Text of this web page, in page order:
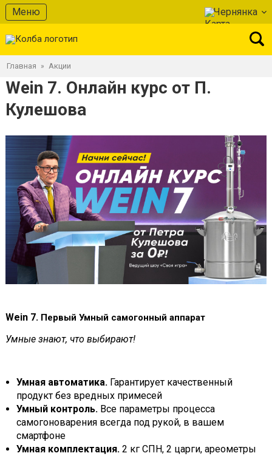
Меню Чернянка
Главная » Акции
Wein 7. Онлайн курс от П.
Кулешова
Wein 7. Первый Умный самогонный аппарат
Умные знают, что выбирают!
Умная автоматика. Гарантирует качественный
продукт без вредных примесей
Умный контроль. Все параметры процесса
самогоноварения всегда под рукой, в вашем
смартфоне
Умная комплектация. 2 кг СПН, 2 царги, ареометры